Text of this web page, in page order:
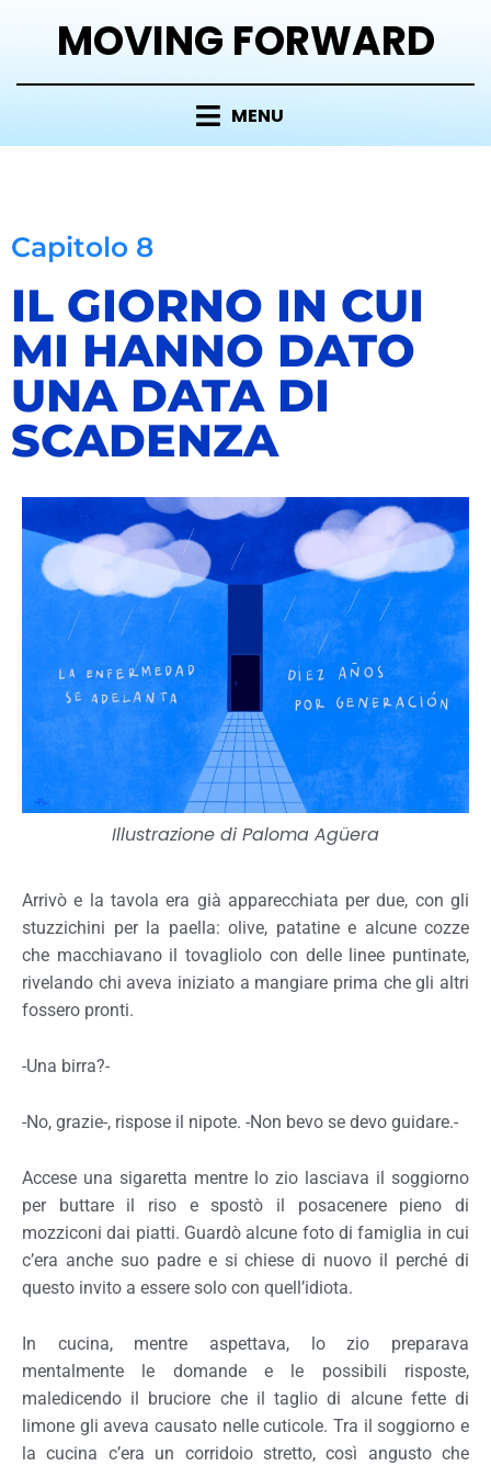
MOVING FORWARD
MENU
Capitolo 8
IL GIORNO IN CUI
MI HANNO DATO
UNA DATA DI
SCADENZA
Illustrazione di Paloma Agüera
Arrivò e la tavola era già apparecchiata per due, con gli
stuzzichini per la paella: olive, patatine e alcune cozze
che macchiavano il tovagliolo con delle linee puntinate,
rivelando chi aveva iniziato a mangiare prima che gli altri
fossero pronti.
-Una birra?-
-No, grazie-, rispose il nipote. -Non bevo se devo guidare.-
Accese una sigaretta mentre lo zio lasciava il soggiorno
per buttare il riso e spostò il posacenere pieno di
mozziconi dai piatti. Guardò alcune foto di famiglia in cui
c’era anche suo padre e si chiese di nuovo il perché di
questo invito a essere solo con quell’idiota.
In cucina, mentre aspettava, lo zio preparava
mentalmente le domande e le possibili risposte,
maledicendo il bruciore che il taglio di alcune fette di
limone gli aveva causato nelle cuticole. Tra il soggiorno e
la cucina c’era un corridoio stretto, così angusto che